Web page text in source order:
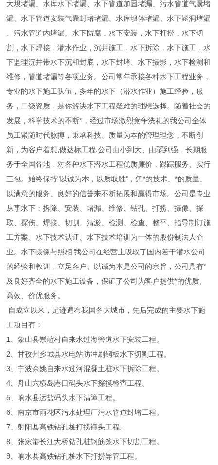
大坝堵漏、水库水下堵漏、水下管道加固堵漏、污水管道气囊堵
漏、水下管道安装气囊封堵堵漏、水库坝体堵漏、水下涵洞堵漏
、污水管道内堵漏、水下防腐，水下安装，水下打捞，水下切
割，水下焊接，潜水作业，沉井施工，水下拆除，水下施工，水
下监理沉井带水下沉和封底，水下封堵、水下摄影，水下检测和
维修，管道堵漏等各项业务。公司常年承接各种水下工程业务，
专业的水下施工队伍，多年的水下（潜水作业）施工经验，服
务，二级资质，是你解决水下工程疑难的理想选择。随着社会的
发展，科学技术的不断*，经过市场激烈竞争洗礼的我公司全体
员工紧随时代脉搏，秉承科技、质量为本的管理理念，不断创
新，为客户着想,做达标工程.公司由小到大、由弱到强，长期服
务于全国各地，对各种水下潜水工程优质廉价，跟踪服务、实行
三包。始终保持"以诚为本，以质取胜"，凭*的技术、*的质量、
以满意的服务、良好的信誉来不断拓展和赢得市场。公司是专业
从事水下：拆除、安装、堵漏、维修、钻孔、打捞、摄像、探
取、探伤、焊接、切割、清淤、检测、检查、整平、指导制订施
工方案、水下技术认证、水下技术培训为一体的股份制法人企
业。水下摄像与照相 我公司在经营上吸取了国内若干潜水公司
的经验和教训，立足客户、以诚为本是公司的宗旨，公司具有*
及良好齐全的水下施工设备，保证了公司为客户提供*的优质、
高效、价优服务。
自成立以来，足迹遍布我国各大城市，先后完成的主要水下施
工项目有：
1、象山县崇嵼村自来水过海管道水下安装工程。
2、甘孜州乡城县水电站防冲刷钢板水下切割工程。
3、宁波余姚自来水过河混凝土桩水下拆除工程。
4、舟山六横岛港口码头水下探摸检查工程。
5、响水县运盐码头水下清障工程。
6、南京市雨花区污水处理厂污水管道封堵工程。
7、射阳县高铁钻孔桩打捞锤头工程。
8、张家港长江大桥钻孔桩钢筋笼水下切割工程。
9、响水县高铁钻孔桩水下打捞导管工程。